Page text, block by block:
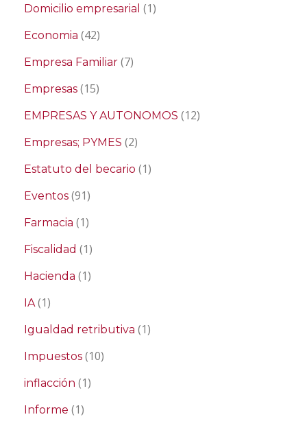
Domicilio empresarial (1)
Economia (42)
Empresa Familiar (7)
Empresas (15)
EMPRESAS Y AUTONOMOS (12)
Empresas; PYMES (2)
Estatuto del becario (1)
Eventos (91)
Farmacia (1)
Fiscalidad (1)
Hacienda (1)
IA(1)
Igualdad retributiva (1)
Impuestos (10)
inflacción (1)
Informe (1)